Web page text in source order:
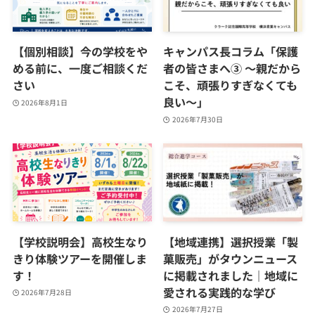
【個別相談】今の学校をや
める前に、一度ご相談くだ
さい
2026年8月1日
キャンパス長コラム「保護
者の皆さまへ③ ～親だから
こそ、頑張りすぎなくても
良い～」
2026年7月30日
【学校説明会】高校生なり
きり体験ツアーを開催しま
す！
2026年7月28日
【地域連携】選択授業「製
菓販売」がタウンニュース
に掲載されました｜地域に
愛される実践的な学び
2026年7月27日